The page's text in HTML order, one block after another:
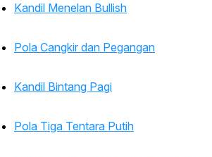
Kandil Menelan Bullish
Pola Cangkir dan Pegangan
Kandil Bintang Pagi
Pola Tiga Tentara Putih